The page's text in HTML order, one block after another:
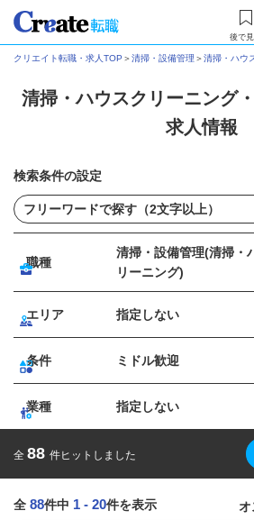
後で
クリエイト転職・求人TOP ＞清掃・設備管理 ＞清掃・ハウ
清掃・ハウスクリーニング
求人情報
検索条件の設定
職種
清掃・設備管理(清掃・
リーニング)
エリア 指定しない
条件 ミドル歓迎
業種 指定しない
全 88 件ヒットしました
全 88件中 1 - 20件を表示